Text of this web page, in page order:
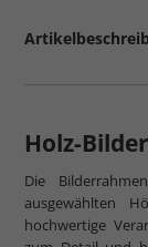
Holz-
Die
ausgewählten
hochwertige